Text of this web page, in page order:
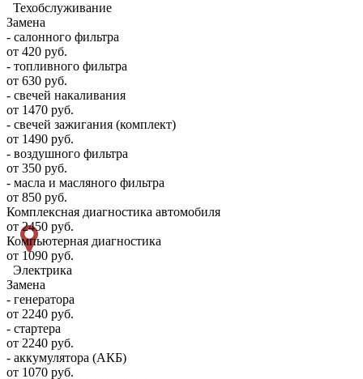
Техобслуживание
Замена
- салонного фильтра
от 420 руб.
- топливного фильтра
от 630 руб.
- свечей накаливания
от 1470 руб.
- свечей зажигания (комплект)
от 1490 руб.
- воздушного фильтра
от 350 руб.
- масла и масляного фильтра
от 850 руб.
Комплексная диагностика автомобиля
от 2450 руб.
Компьютерная диагностика
от 1090 руб.
Электрика
Замена
- генератора
от 2240 руб.
- стартера
от 2240 руб.
- аккумулятора (АКБ)
от 1070 руб.